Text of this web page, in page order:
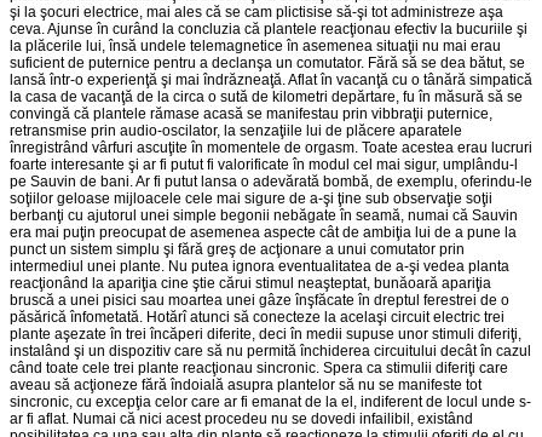
şi la şocuri electrice, mai ales că se cam plictisise să-şi tot administreze aşa
ceva. Ajunse în curând la concluzia că plantele reacţionau efectiv la bucuriile şi
la plăcerile lui, însă undele telemagnetice în asemenea situaţii nu mai erau
suficient de puternice pentru a declanşa un comutator. Fără să se dea bătut, se
lansă într-o experienţă şi mai îndrăzneaţă. Aflat în vacanţă cu o tânără simpatică
la casa de vacanţă de la circa o sută de kilometri depărtare, fu în măsură să se
convingă că plantele rămase acasă se manifestau prin vibbraţii puternice,
retransmise prin audio-oscilator, la senzaţiile lui de plăcere aparatele
înregistrând vârfuri ascuţite în momentele de orgasm. Toate acestea erau lucruri
foarte interesante şi ar fi putut fi valorificate în modul cel mai sigur, umplându-l
pe Sauvin de bani. Ar fi putut lansa o adevărată bombă, de exemplu, oferindu-le
soţiilor geloase mijloacele cele mai sigure de a-şi ţine sub observaţie soţii
berbanţi cu ajutorul unei simple begonii nebăgate în seamă, numai că Sauvin
era mai puţin preocupat de asemenea aspecte cât de ambiţia lui de a pune la
punct un sistem simplu şi fără greş de acţionare a unui comutator prin
intermediul unei plante. Nu putea ignora eventualitatea de a-şi vedea planta
reacţionând la apariţia cine ştie cărui stimul neaşteptat, bunăoară apariţia
bruscă a unei pisici sau moartea unei gâze înşfăcate în dreptul ferestrei de o
păsărică înfometată. Hotărî atunci să conecteze la acelaşi circuit electric trei
plante aşezate în trei încăperi diferite, deci în medii supuse unor stimuli diferiţi,
instalând şi un dispozitiv care să nu permită închiderea circuitului decât în cazul
când toate cele trei plante reacţionau sincronic. Spera ca stimulii diferiţi care
aveau să acţioneze fără îndoială asupra plantelor să nu se manifeste tot
sincronic, cu excepţia celor care ar fi emanat de la el, indiferent de locul unde s-
ar fi aflat. Numai că nici acest procedeu nu se dovedi infailibil, existând